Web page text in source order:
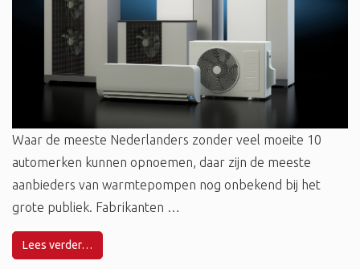
Waar de meeste Nederlanders zonder veel moeite 10
automerken kunnen opnoemen, daar zijn de meeste
aanbieders van warmtepompen nog onbekend bij het
grote publiek. Fabrikanten …
Lees verder…